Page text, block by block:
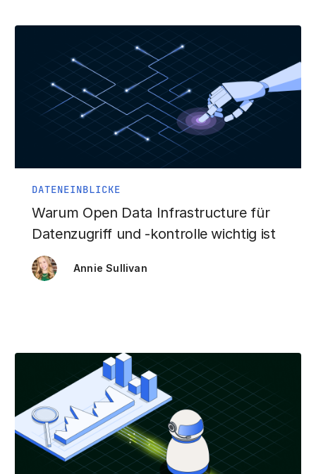
DATENEINBLICKE
Warum Open Data Infrastructure für
Datenzugriff und -kontrolle wichtig ist
Annie Sullivan